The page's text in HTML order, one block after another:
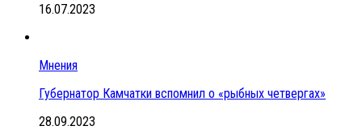
16.07.2023
Мнения
Губернатор Камчатки вспомнил о «рыбных четвергах»
28.09.2023